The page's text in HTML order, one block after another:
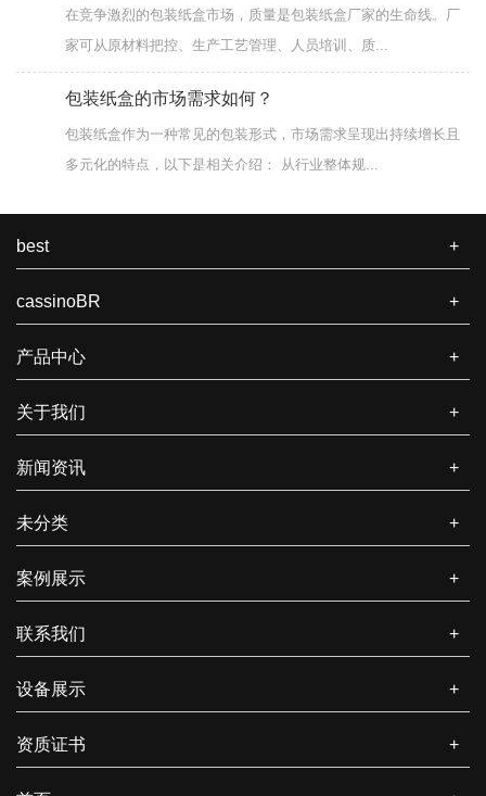
纸箱定做方法及注意事项 在定做纸箱时，为确保成品满足使用需
求，同时兼顾成本与品质，需要注意以下关键要...
如何提高纸箱包装效率和降低成本？
提高纸箱包装效率并降低成本对于生产和物流过程都至关重要。
在竞争激烈的包装纸盒市场，质量是包装纸盒厂家的生命线。厂
包装纸盒作为一种常见的包装形式，市场需求呈现出持续增长且
多元化的特点，以下是相关介绍： 从行业整体规...
best +
cassinoBR +
产品中心 +
关于我们 +
新闻资讯 +
未分类 +
案例展示 +
联系我们 +
设备展示 +
资质证书 +